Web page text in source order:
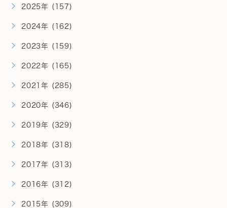
2025年 (157)
2024年 (162)
2023年 (159)
2022年 (165)
2021年 (285)
2020年 (346)
2019年 (329)
2018年 (318)
2017年 (313)
2016年 (312)
2015年 (309)